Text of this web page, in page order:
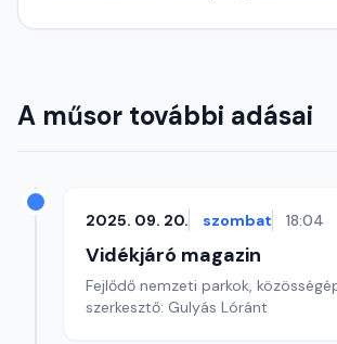
A műsor további adásai
2025. 09. 20. szombat 18:04
Vidékjáró magazin
Fejlődő nemzeti parkok,
szerkesztő: Gulyás Lóránt